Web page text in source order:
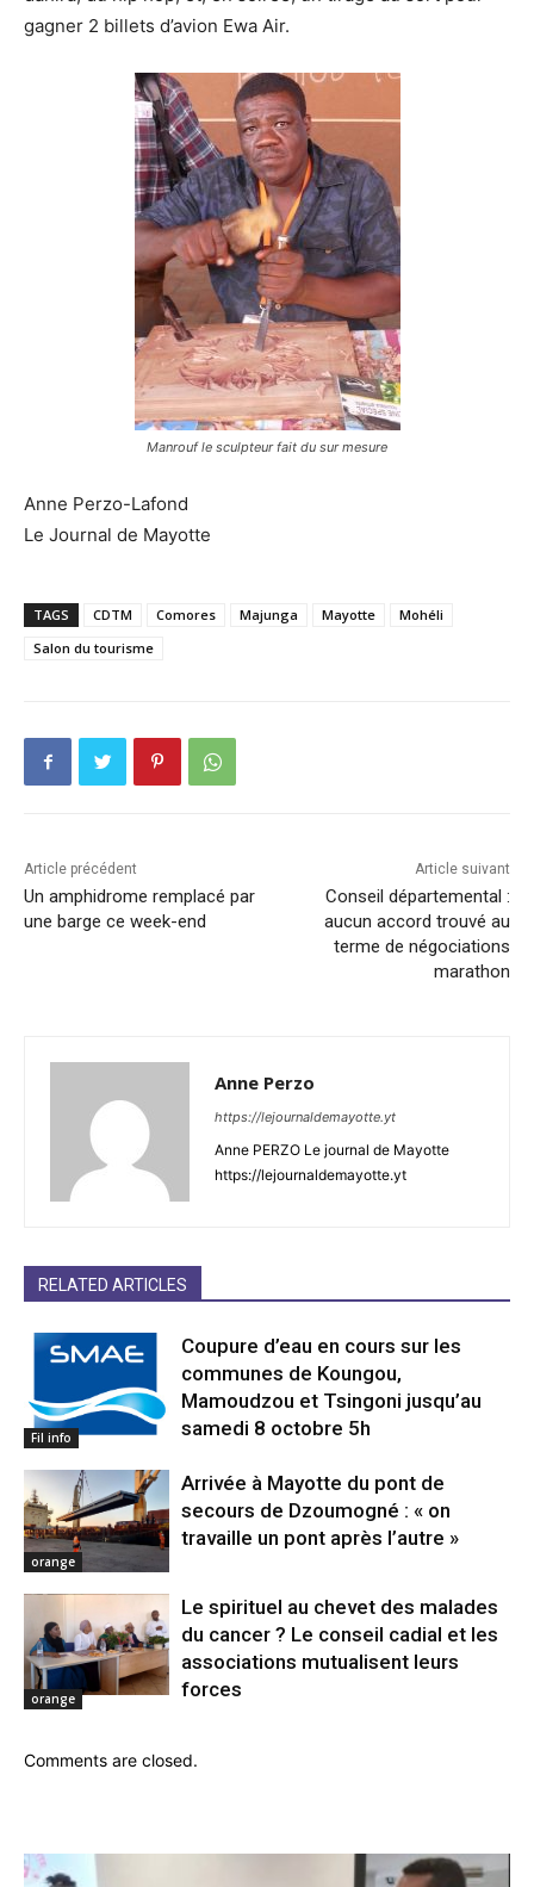
gagner 2 billets d’avion Ewa Air.
Manrouf le sculpteur fait du sur mesure
Anne Perzo-Lafond
Le Journal de Mayotte
TAGS CDTM Comores Majunga Mayotte
Mohéli
Salon du tourisme
Article précédent
Un amphidrome remplacé par
une barge ce week-end
Article suivant
Conseil départemental :
aucun accord trouvé au
terme de négociations
marathon
Anne Perzo
https://lejournaldemayotte.yt
Anne PERZO Le journal de Mayotte
https://lejournaldemayotte.yt
RELATED ARTICLES
Fil info
Coupure d’eau en cours sur les
communes de Koungou,
Mamoudzou et Tsingoni jusqu’au
samedi 8 octobre 5h
orange
Arrivée à Mayotte du pont de
secours de Dzoumogné : « on
travaille un pont après l’autre »
orange
Le spirituel au chevet des malades
du cancer ? Le conseil cadial et les
associations mutualisent leurs
forces
Comments are closed.